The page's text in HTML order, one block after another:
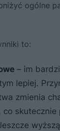
ogólne
to:
– im
lepiej.
zmienia
skutecznie